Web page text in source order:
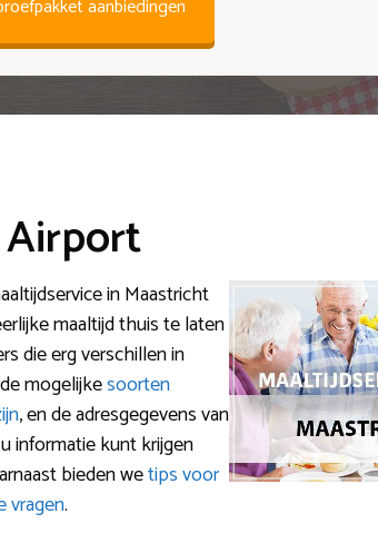
aanbiedingen
in Maastricht
maaltijd thuis te laten
die erg verschillen in
mogelijkesoorten
, en de adresgegevens van
informatie kunt krijgen
bieden wetips voor
vragen.